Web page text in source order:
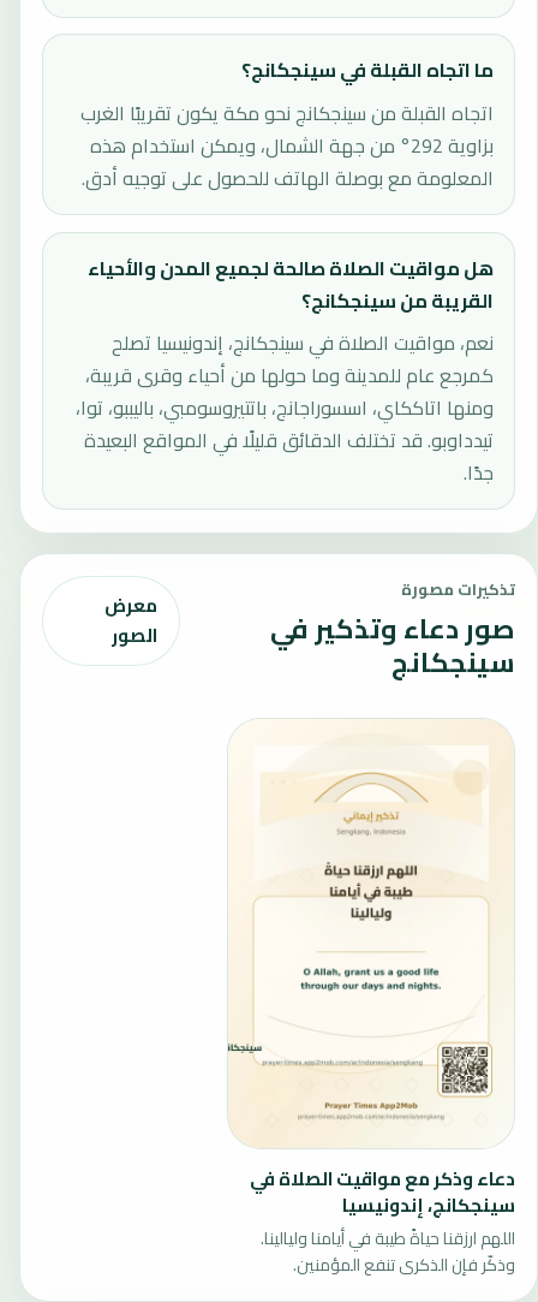
ما اتجاه القبلة في سينجكانج؟
اتجاه القبلة من سينجكانج نحو مكة يكون تقريبًا الغرب
بزاوية 292° من جهة الشمال، ويمكن استخدام هذه
المعلومة مع بوصلة الهاتف للحصول على توجيه أدق.
هل مواقيت الصلاة صالحة لجميع المدن والأحياء
القريبة من سينجكانج؟
نعم، مواقيت الصلاة في سينجكانج، إندونيسيا تصلح
كمرجع عام للمدينة وما حولها من أحياء وقرى قريبة،
ومنها اتاككاي، اسسوراجانج، باتتيروسومبي، باليببو، توا،
تيدداوبو. قد تختلف الدقائق قليلًا في المواقع البعيدة
جدًا.
تذكيرات مصورة
صور دعاء وتذكير في
سينجكانج
معرض
الصور
دعاء وذكر مع مواقيت الصلاة في
سينجكانج، إندونيسيا
اللهم ارزقنا حياةً طيبة في أيامنا وليالينا.
وذكّر فإن الذكرى تنفع المؤمنين.